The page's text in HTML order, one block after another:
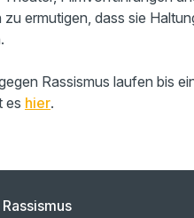
ermutigen, dass sie
Rassismus laufen bis
es hier.